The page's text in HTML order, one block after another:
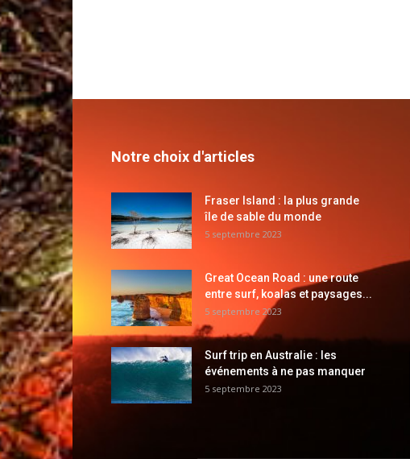
Notre choix d'articles
Fraser Island : la plus grande
île de sable du monde
5 septembre 2023
Great Ocean Road : une route
entre surf, koalas et paysages...
5 septembre 2023
Surf trip en Australie : les
événements à ne pas manquer
5 septembre 2023